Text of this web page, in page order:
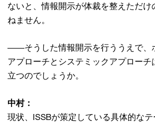
ないと、情報開示が体裁を整えただけ
ねません。
――そうした情報開示を行ううえで、
アプローチとシステミックアプローチ
立つのでしょうか。
中村：
現状、ISSBが策定している具体的な